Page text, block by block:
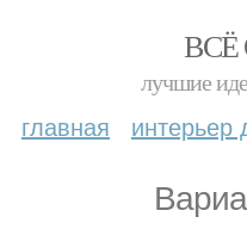
ВСЁ
лучшие
главная